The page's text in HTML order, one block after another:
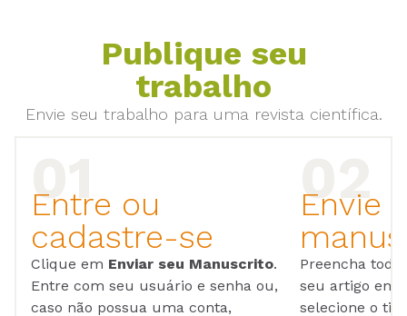
Publique seu
trabalho
Envie seu trabalho para uma revista científica.
Entre ou
cadastre-se
Clique em Enviar seu Manuscrito.
Entre com seu usuário e senha ou,
caso não possua uma conta,
Envie
Preencha
seu artigo em
selecione o